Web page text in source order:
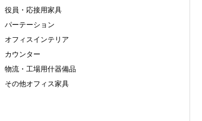
役員・応接用家具
パーテーション
オフィスインテリア
カウンター
物流・工場用什器備品
その他オフィス家具